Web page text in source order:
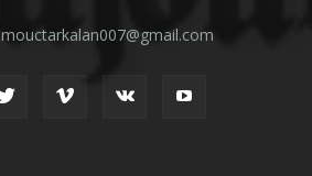
mouctarkalan007@gmail.com